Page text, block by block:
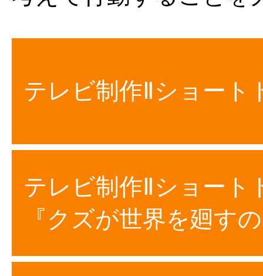
テレビ制作Ⅱショート
テレビ制作Ⅱショート
『クズが世界を廻す